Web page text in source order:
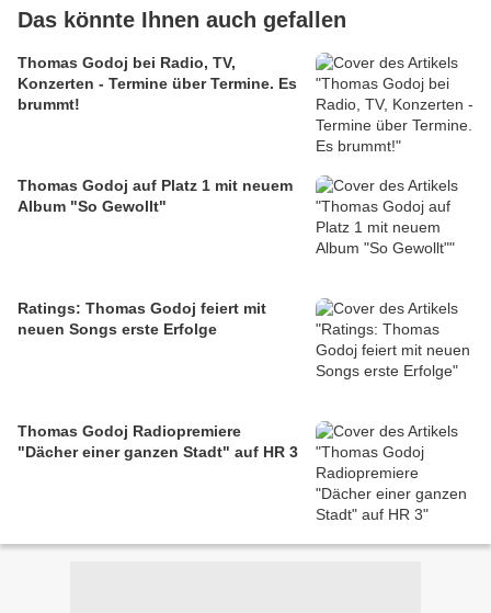
Das könnte Ihnen auch gefallen
Thomas Godoj bei Radio, TV,
Konzerten - Termine über Termine. Es
brummt!
Thomas Godoj auf Platz 1 mit neuem
Album "So Gewollt"
Ratings: Thomas Godoj feiert mit
neuen Songs erste Erfolge
Thomas Godoj Radiopremiere
"Dächer einer ganzen Stadt" auf HR 3